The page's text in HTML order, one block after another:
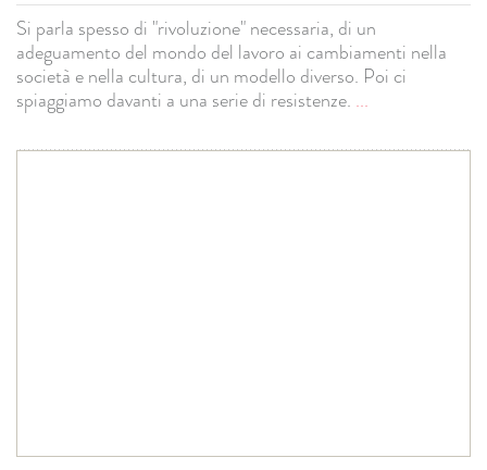
Si parla spesso di "rivoluzione" necessaria, di un
adeguamento del mondo del lavoro ai cambiamenti nella
società e nella cultura, di un modello diverso. Poi ci
spiaggiamo davanti a una serie di resistenze. ...